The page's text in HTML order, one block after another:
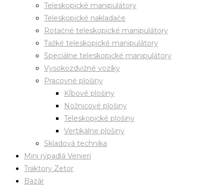
Teleskopické manipulátory
Teleskopické nakladače
Rotačné teleskopické manipulátory
Ťažké teleskopické manipulátory
Špeciálne teleskopické manipulátory
Vysokozdvižné vozíky
Pracovné plošiny
Kĺbové plošiny
Nožnicové plošiny
Teleskopické plošiny
Vertikálne plošiny
Skladová technika
Mini rýpadlá Venieri
Traktory Zetor
Bazár